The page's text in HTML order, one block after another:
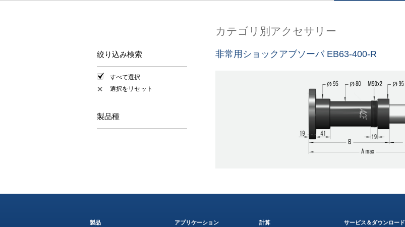
絞り込み検索
すべて選択
✕ 選択をリセット
製品種
カテゴリ別アクセサリー
非常用ショックアブソーバ EB63-400-R
製品 アプリケーション 計算 サービス＆ダウンロード